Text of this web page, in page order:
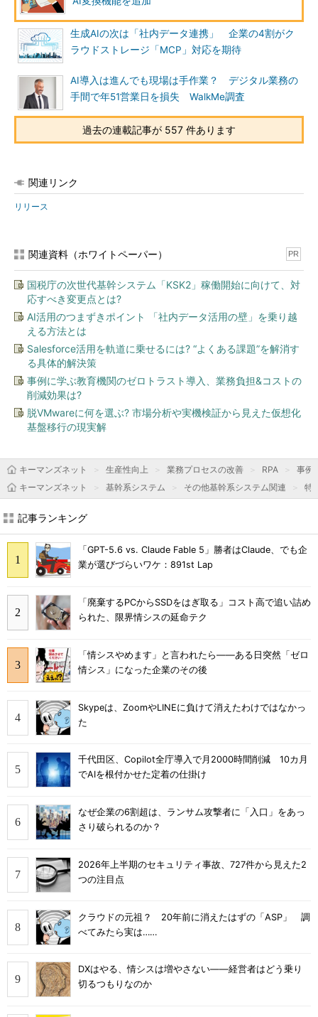
生成AIの次は「社内データ連携」 企業の4割がク
ラウドストレージ「MCP」対応を期待
AI導入は進んでも現場は手作業？ デジタル業務の
手間で年51営業日を損失 WalkMe調査
過去の連載記事が 557 件あります
関連リンク
リリース
関連資料（ホワイトペーパー） PR
国税庁の次世代基幹システム「KSK2」稼働開始に向けて、対
応すべき変更点とは?
AI活用のつまずきポイント 「社内データ活用の壁」を乗り越
える方法とは
Salesforce活用を軌道に乗せるには? “よくある課題”を解消す
る具体的解決策
事例に学ぶ教育機関のゼロトラスト導入、業務負担&コストの
削減効果は?
脱VMwareに何を選ぶ? 市場分析や実機検証から見えた仮想化
基盤移行の現実解
キーマンズネット 生産性向上 業務プロセスの改善 RPA
事例
キーマンズネット
基幹系システム その他基幹系システム関連 特
記事ランキング
「GPT-5.6 vs. Claude Fable 5」勝者はClaude、でも企
業が選びづらいワケ：891st Lap
「廃棄するPCからSSDをはぎ取る」コスト高で追い詰め
られた、限界情シスの延命テク
「情シスやめます」と言われたら――ある日突然「ゼロ
情シス」になった企業のその後
Skypeは、ZoomやLINEに負けて消えたわけではなかっ
た
千代田区、Copilot全庁導入で月2000時間削減 10カ月
でAIを根付かせた定着の仕掛け
なぜ企業の6割超は、ランサム攻撃者に「入口」をあっ
さり破られるのか？
2026年上半期のセキュリティ事故、727件から見えた2
つの注目点
クラウドの元祖？ 20年前に消えたはずの「ASP」 調
べてみたら実は……
DXはやる、情シスは増やさない――経営者はどう乗り
切るつもりなのか